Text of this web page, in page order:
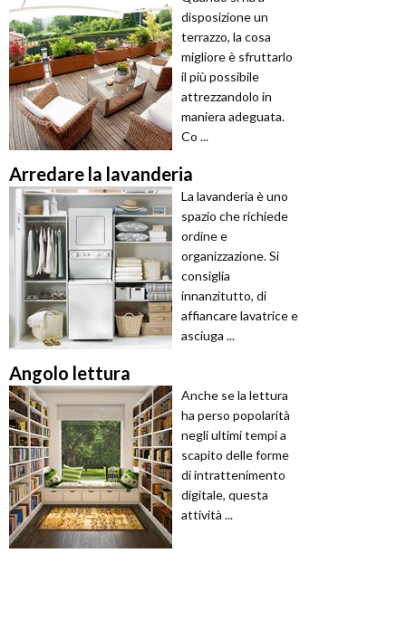
disposizione un
terrazzo, la cosa
migliore è sfruttarlo
il più possibile
attrezzandolo in
maniera adeguata.
Co ...
Arredare la lavanderia
La lavanderia è uno
spazio che richiede
ordine e
organizzazione. Si
consiglia
innanzitutto, di
affiancare lavatrice e
asciuga ...
Angolo lettura
Anche se la lettura
ha perso popolarità
negli ultimi tempi a
scapito delle forme
di intrattenimento
digitale, questa
attività ...